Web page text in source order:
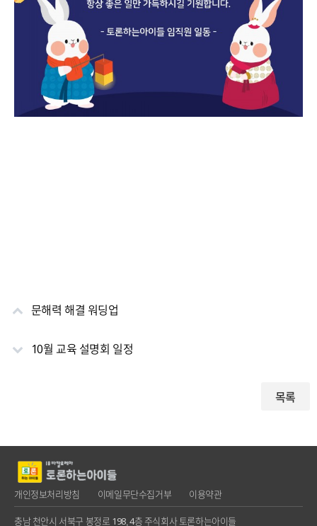
문해력 해결 워딩업
10월 교육 설명회 일정
목록
개인정보처리방침 이메일무단수집거부
이용약관
충남 천안시 서북구 봉정로 198, 4층 주식회사 토론하는아이들